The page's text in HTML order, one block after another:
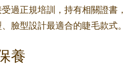
過正規培訓，持有相關證書，
臉型設計最適合的睫毛款式。
養